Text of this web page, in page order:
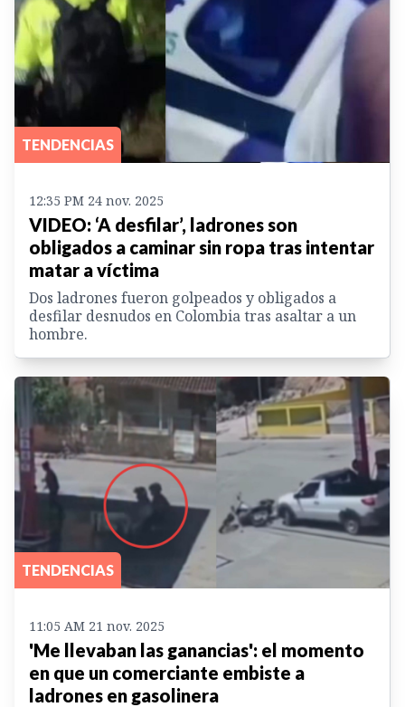
TENDENCIAS
12:35 PM 24 nov. 2025
VIDEO: ‘A desfilar’, ladrones son
obligados a caminar sin ropa tras intentar
matar a víctima
Dos ladrones fueron golpeados y obligados a
desfilar desnudos en Colombia tras asaltar a un
hombre.
TENDENCIAS
11:05 AM 21 nov. 2025
'Me llevaban las ganancias': el momento
en que un comerciante embiste a
ladrones en gasolinera